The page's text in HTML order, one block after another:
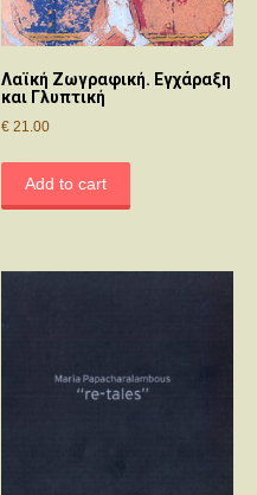
Λαϊκή Ζωγραφική. Εγχάραξη
και Γλυπτική
€ 21.00
Add to cart